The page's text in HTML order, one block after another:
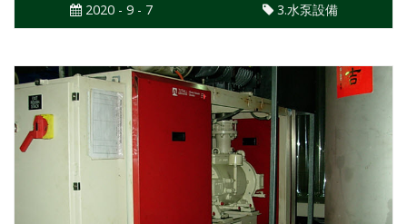
2020 - 9 - 7 3.水泵設備